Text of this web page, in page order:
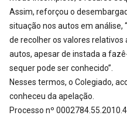
Assim, reforçou o
situação nos autos em análise,
de recolher os valores
autos, apesar de instada a
sequer pode ser conhecido”.
Nesses termos, o Colegiado,
conheceu da apelação.
Processo nº